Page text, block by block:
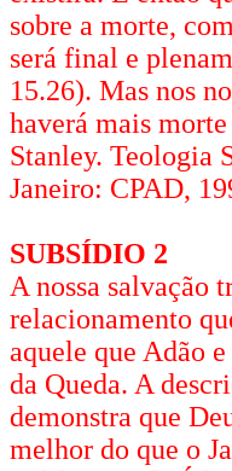
sobre a morte,
será final e
15.26). Mas nos
haverá mais
Stanley. Teologia
Janeiro: CPAD,
SUBSÍDIO 2
A nossa salvação
relacionamento
aquele que Adão
da Queda. A
demonstra que
melhor do que o